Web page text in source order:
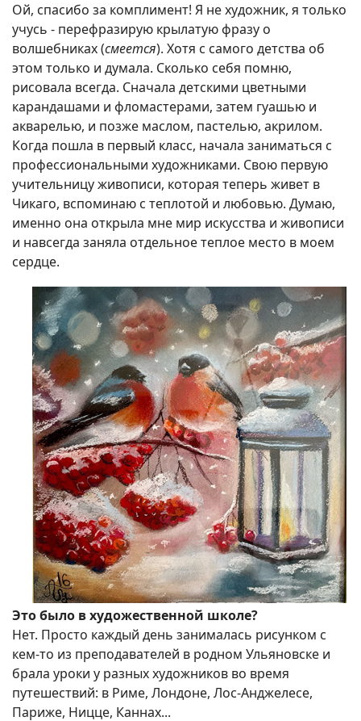
Ой, спасибо за комплимент! Я не художник, я только
учусь - перефразирую крылатую фразу о
волшебниках (смеется). Хотя с самого детства об
этом только и думала. Сколько себя помню,
рисовала всегда. Сначала детскими цветными
карандашами и фломастерами, затем гуашью и
акварелью, и позже маслом, пастелью, акрилом.
Когда пошла в первый класс, начала заниматься с
профессиональными художниками. Свою первую
учительницу живописи, которая теперь живет в
Чикаго, вспоминаю с теплотой и любовью. Думаю,
именно она открыла мне мир искусства и живописи
и навсегда заняла отдельное теплое место в моем
сердце.
Это было в художественной школе?
Нет. Просто каждый день занималась рисунком с
кем-то из преподавателей в родном Ульяновске и
брала уроки у разных художников во время
путешествий: в Риме, Лондоне, Лос-Анджелесе,
Париже, Ницце, Каннах...